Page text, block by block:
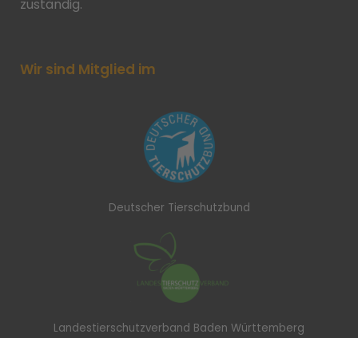
zuständig.
Wir sind Mitglied im
Deutscher Tierschutzbund
Landestierschutzverband Baden Württemberg